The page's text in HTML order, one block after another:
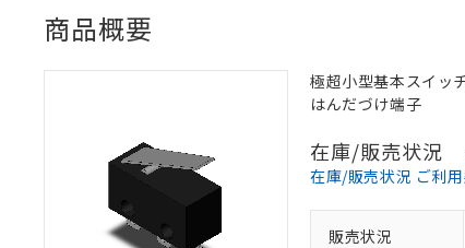
商品概要
極超小型基本スイッ
はんだづけ端子
在庫/販売状況
在庫/販売状況 ご利
販売状況